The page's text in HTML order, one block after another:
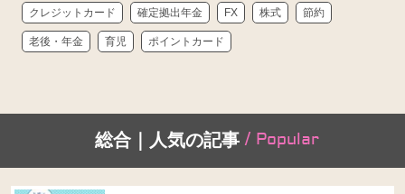
クレジットカード 確定拠出年金 FX 株式 節約
老後・年金 育児 ポイントカード
総合｜人気の記事 / Popular